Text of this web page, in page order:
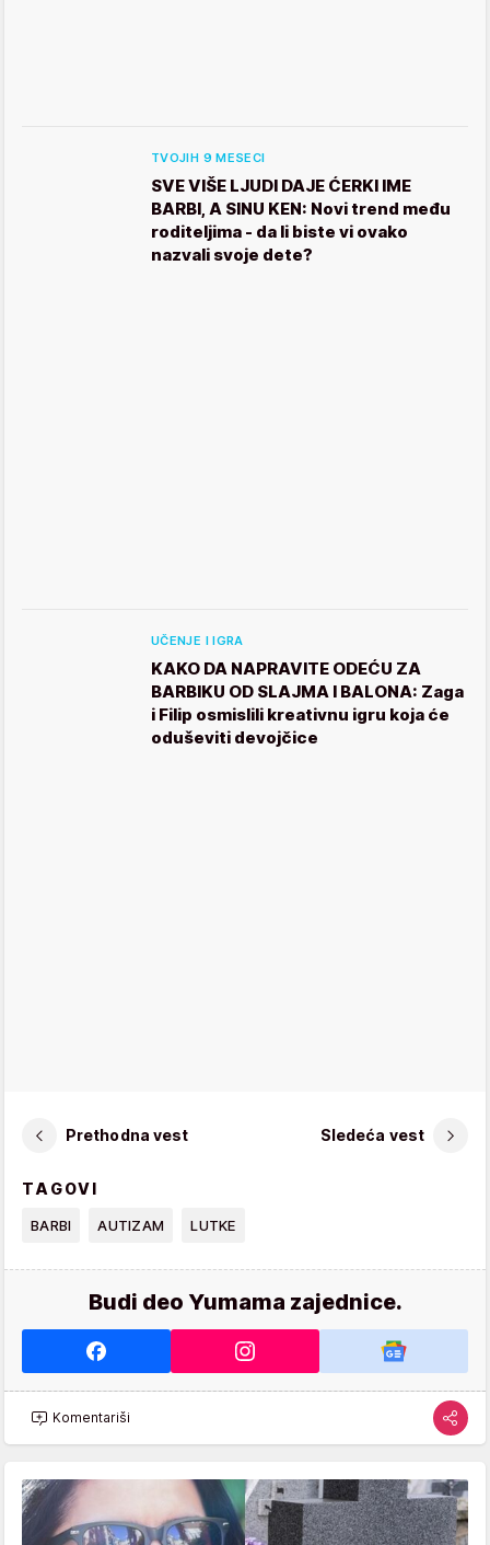
TVOJIH 9 MESECI
SVE VIŠE LJUDI DAJE ĆERKI IME
BARBI, A SINU KEN: Novi trend među
roditeljima - da li biste vi ovako
nazvali svoje dete?
UČENJE I IGRA
KAKO DA NAPRAVITE ODEĆU ZA
BARBIKU OD SLAJMA I BALONA: Zaga
i Filip osmislili kreativnu igru koja će
oduševiti devojčice
Prethodna vest Sledeća vest
TAGOVI
BARBI AUTIZAM LUTKE
Budi deo Yumama zajednice.
Komentariši